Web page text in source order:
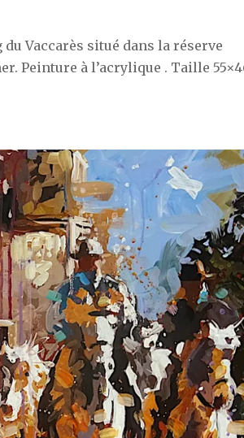
Vaccarès situé dans la réserve
Peinture à l’acrylique . Taille